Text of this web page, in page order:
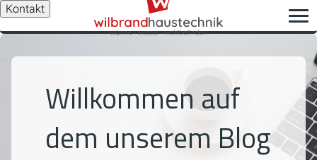
Kontakt
Willkommen auf
dem unserem Blog